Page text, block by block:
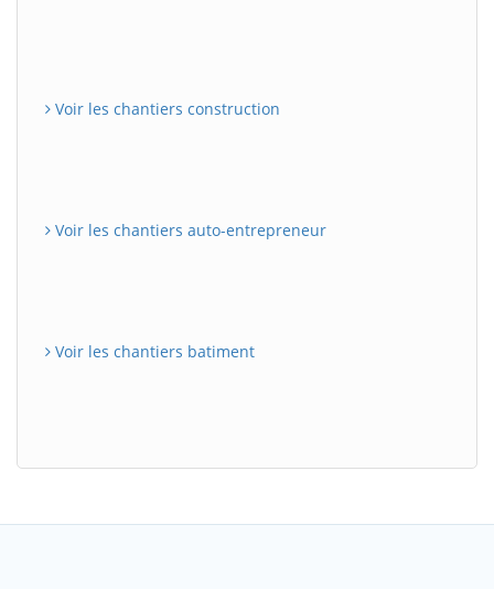
Voir les chantiers construction
Voir les chantiers auto-entrepreneur
Voir les chantiers batiment